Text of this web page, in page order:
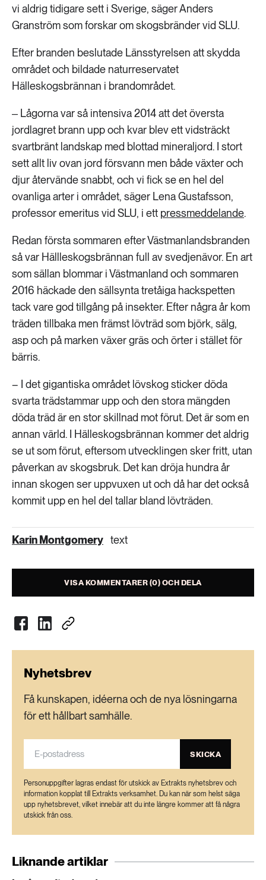
vi aldrig tidigare sett i Sverige, säger Anders
Granström som forskar om skogsbränder vid SLU.
Efter branden beslutade Länsstyrelsen att skydda
området och bildade naturreservatet
Hälleskogsbrännan i brandområdet.
‒ Lågorna var så intensiva 2014 att det översta
jordlagret brann upp och kvar blev ett vidsträckt
svartbränt landskap med blottad mineraljord. I stort
sett allt liv ovan jord försvann men både växter och
djur återvände snabbt, och vi fick se en hel del
ovanliga arter i området, säger Lena Gustafsson,
professor emeritus vid SLU, i ett pressmeddelande.
Redan första sommaren efter Västmanlandsbranden
så var Hällleskogsbrännan full av svedjenävor. En art
som sällan blommar i Västmanland och sommaren
2016 häckade den sällsynta tretåiga hackspetten
tack vare god tillgång på insekter. Efter några år kom
träden tillbaka men främst lövträd som björk, sälg,
asp och på marken växer gräs och örter i stället för
bärris.
– I det gigantiska området lövskog sticker döda
svarta trädstammar upp och den stora mängden
döda träd är en stor skillnad mot förut. Det är som en
annan värld. I Hälleskogsbrännan kommer det aldrig
se ut som förut, eftersom utvecklingen sker fritt, utan
påverkan av skogsbruk. Det kan dröja hundra år
innan skogen ser uppvuxen ut och då har det också
kommit upp en hel del tallar bland lövträden.
Karin Montgomery text
VISA KOMMENTARER (0) OCH DELA
Nyhetsbrev
Få kunskapen, idéerna och de nya lösningarna
för ett hållbart samhälle.
SKICKA
Personuppgifter lagras endast för utskick av Extrakts nyhetsbrev och
information kopplat till Extrakts verksamhet. Du kan när som helst säga
upp nyhetsbrevet, vilket innebär att du inte längre kommer att få några
utskick från oss.
Liknande artiklar